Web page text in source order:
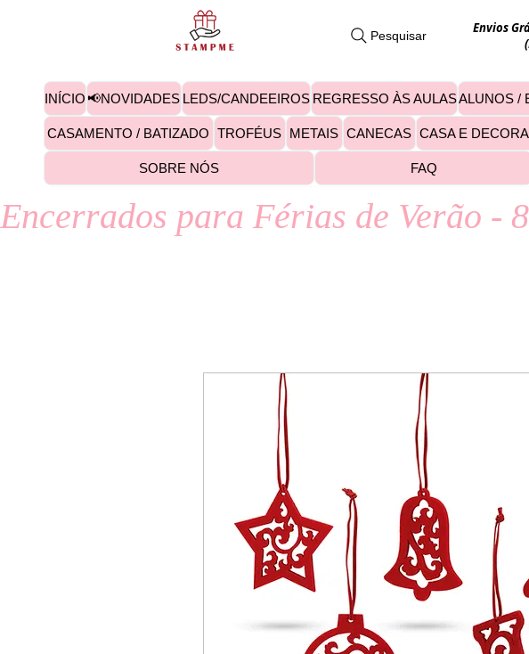
Pesquisar
Envios
INÍCIO 📢NOVIDADES LEDS/CANDEEIROS REGRESSO ÀS AULASALUNOS /
CASAMENTO / BATIZADO TROFÉUS METAIS CANECAS CASA E
SOBRE NÓS FAQ
Encerrados para Férias de Verão -